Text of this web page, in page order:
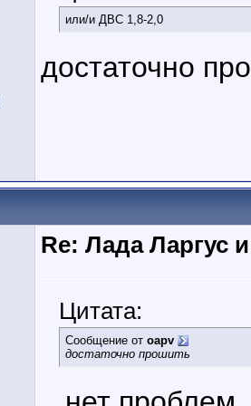
или/и ДВС 1,8-2,0
достаточно
Re: Лада Ларгус
Цитата:
Сообщение от oapv
достаточно прошить